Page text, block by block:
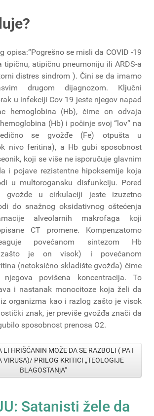
opisa:“Pogrešno se misli da COVID -19
tipičnu, atipičnu pneumoniju ili ARDS-a
distres sindrom ). Čini se da imamo
drugom dijagnozom. Ključni
u infekciji Cov 19 jeste njegov napad
hemoglobina (Hb), čime on odvaja
(Hb) i počinje svoj “lov“ na
se gvožđe (Fe) otpušta u
nivo feritina), a Hb gubi sposobnost
koji se više ne isporučuje glavnim
i pojave rezistentne hipoksemije koja
u multorogansku disfunkciju. Pored
gvožđe u cirkulaciji jeste izuzetno
do snažnog oksidativnog oštećenja
alveolarnih makrofaga koji
CT promene. Kompenzatorno
povećanom sintezom Hb
zašto je on visok) i povećanom
(netoksično skladište gvožđa) čime
povišena koncentracija. To
i nastanak monocitoze koja želi da
organizma kao i razlog zašto je visok
znak, jer previše gvožđa znači da
sposobnost prenosa O2.
LI HRIŠĆANIN MOŽE DA SE RAZBOLI ( PA I
VIRUSA)/ PRILOG KRITICI „TEOLOGIJE
BLAGOSTANjA“
Satanisti žele da